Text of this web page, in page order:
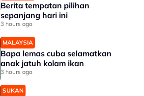
Berita tempatan pilihan
sepanjang hari ini
3 hours ago
MALAYSIA
Bapa lemas cuba selamatkan
anak jatuh kolam ikan
3 hours ago
SUKAN